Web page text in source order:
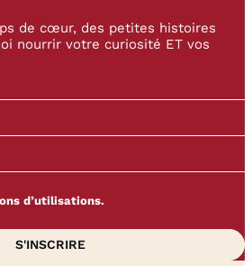
de cœur, des petites histoires
nourrir votre curiosité ET vos
d’utilisations.